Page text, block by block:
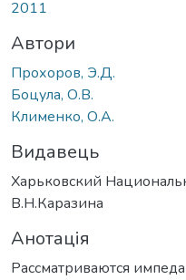
2011
Автори
Прохоров, Э.Д.
Боцула, О.В.
Клименко, О.А.
Видавець
Харьковский
В.Н.Каразина
Анотація
Рассматриваются